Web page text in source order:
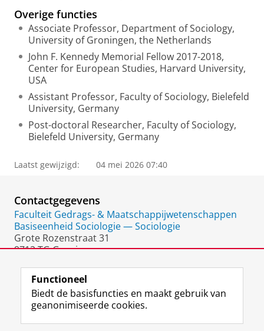
Overige functies
Associate Professor, Department of Sociology,
University of Groningen, the Netherlands
John F. Kennedy Memorial Fellow 2017-2018,
Center for European Studies, Harvard University,
USA
Assistant Professor, Faculty of Sociology, Bielefeld
University, Germany
Post-doctoral Researcher, Faculty of Sociology,
Bielefeld University, Germany
Laatst gewijzigd: 04 mei 2026 07:40
Contactgegevens
Faculteit Gedrags- & Maatschappijwetenschappen
Basiseenheid Sociologie — Sociologie
Grote Rozenstraat 31
9712 TG Groningen
Volg de RUG
F
L
R I
Y
Functioneel
Biedt de basisfuncties en maakt gebruik van
geanonimiseerde cookies.